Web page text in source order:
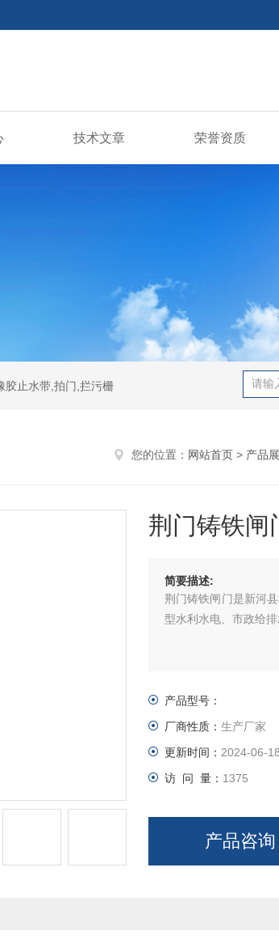
技术文章 荣誉资质
胶止水带,拍门,拦污栅
您的位置： 网站首页 > 产品
荆门铸铁闸
简要描述:
荆门铸铁闸门是新河
型水利水电、市政给
产品型号：
厂商性质： 生产厂家
更新时间： 2024-06-18
访 问 量： 1375
产品咨询